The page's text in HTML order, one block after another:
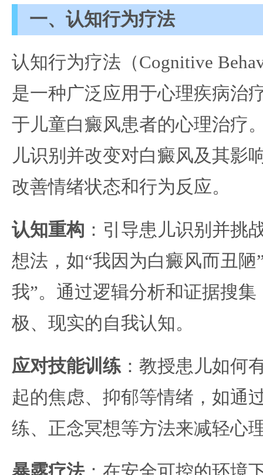
一、认知行为疗法
认知行为疗法（Cognitive
是一种广泛应用于心理疾病治
于儿童白癜风患者的心理治疗
儿识别并改变对白癜风及其影
改善情绪状态和行为反应。
认知重构 ：引导患儿识别并挑
想法，如“我因为白癜风而丑陋
我”。通过逻辑分析和证据搜
极、现实的自我认知。
应对技能训练 ：教授患儿如何
起的焦虑、抑郁等情绪，如通
练、正念冥想等方法来减轻心